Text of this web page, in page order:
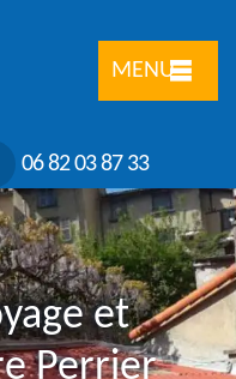
MENU
06 82 03 87 33
et
Perrier